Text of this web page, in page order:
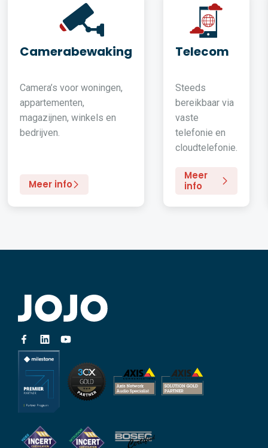
Camerabewaking
Camera’s voor woningen,
appartementen,
magazijnen, winkels en
bedrijven.
Meer info
Telecom
Steeds
bereikbaar via
vaste
telefonie en
cloudtelefonie.
Meer
info